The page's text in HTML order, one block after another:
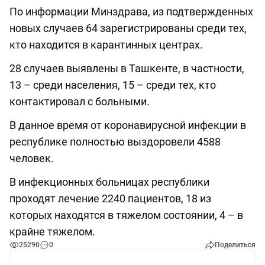
По информации Минздрава, из подтвержденных
новых случаев 64 зарегистрированы среди тех,
кто находится в карантинных центрах.
28 случаев выявлены в Ташкенте, в частности,
13 – среди населения, 15 – среди тех, кто
контактировал с больными.
В данное время от коронавирусной инфекции в
республике полностью выздоровели 4588
человек.
В инфекционных больницах республики
проходят лечение 2240 пациентов, 18 из
которых находятся в тяжелом состоянии, 4 – в
крайне тяжелом.
25290 0 Поделиться